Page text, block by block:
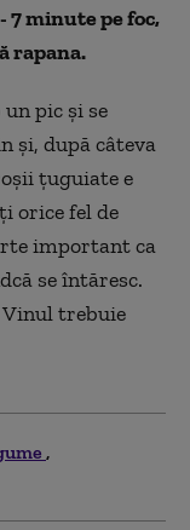
7 minute pe foc,
rapana.
pic și se
şi, după câteva
ţuguiate e
orice fel de
important ca
se întăresc.
trebuie